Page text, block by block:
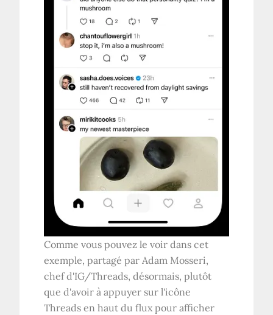
Comme vous pouvez le voir dans cet
exemple, partagé par Adam Mosseri,
chef d'IG/Threads, désormais, plutôt
que d'avoir à appuyer sur l'icône
Threads en haut du flux pour afficher